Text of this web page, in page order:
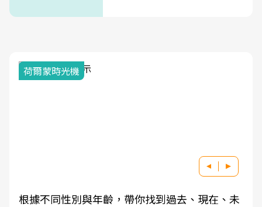
荷爾蒙時光機
根據不同性別與年齡，帶你找到過去、現在、未